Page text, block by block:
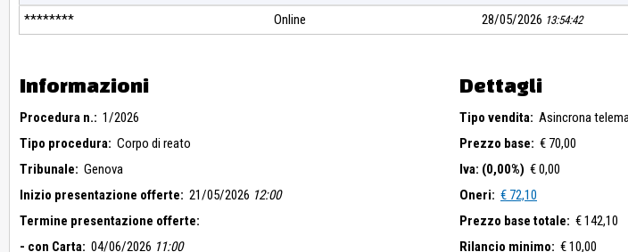
********
Online 28/05/2026 13:54:42
Informazioni
Procedura n.: 1/2026
Tipo procedura: Corpo di reato
Tribunale: Genova
Inizio presentazione offerte: 21/05/2026 12:00
Termine presentazione offerte:
- con Carta: 04/06/2026 11:00
Dettagli
Tipo vendita: Asincrona
Prezzo base: € 70,00
Iva: (0,00%) € 0,00
Oneri: € 72,10
Prezzo base totale: € 142,10
Rilancio minimo: € 10,00